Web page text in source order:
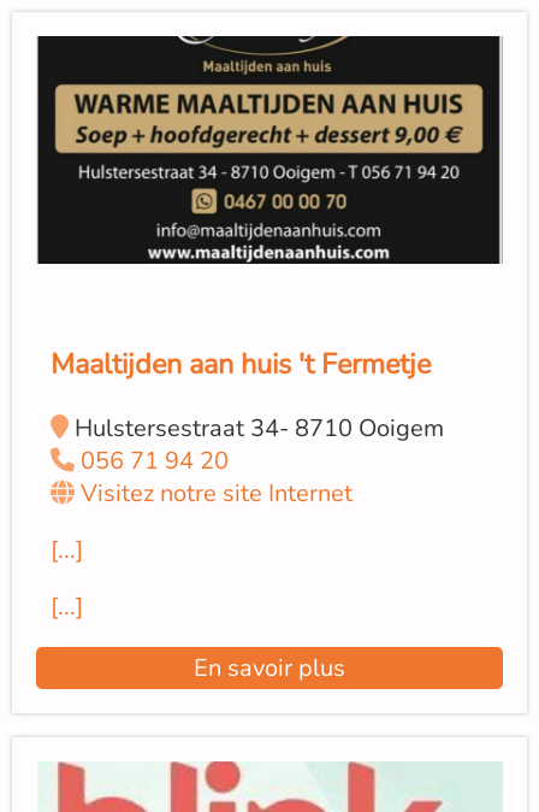
Maaltijden aan huis 't Fermetje
Hulstersestraat 34- 8710 Ooigem
056 71 94 20
Visitez notre site Internet
[...]
[...]
En savoir plus